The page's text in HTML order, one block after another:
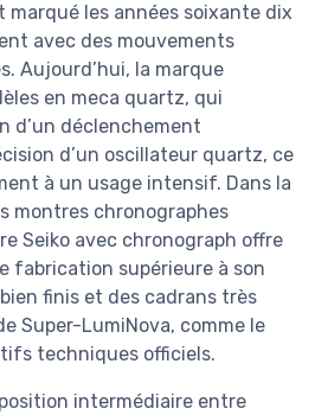
marqué les années soixante dix
avec des mouvements
Aujourd’hui, la marque
en meca quartz, qui
d’un déclenchement
d’un oscillateur quartz, ce
à un usage intensif. Dans la
montres chronographes
Seiko avec chronograph offre
fabrication supérieure à son
finis et des cadrans très
Super-LumiNova, comme le
techniques officiels.
intermédiaire entre